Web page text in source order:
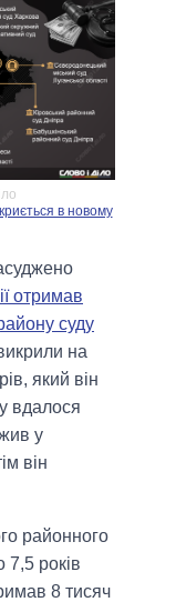
в новому
отримав
суду
на
який він
вдалося
у
він
районного
7,5 років
8 тисяч